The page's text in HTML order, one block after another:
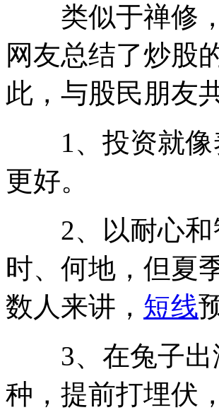
类似于禅修，
网友总结了炒股
此，与股民朋友
1、投资就像
更好。
2、以耐心和
时、何地，但夏
数人来讲， 短线
3、在兔子出
种，提前打埋伏